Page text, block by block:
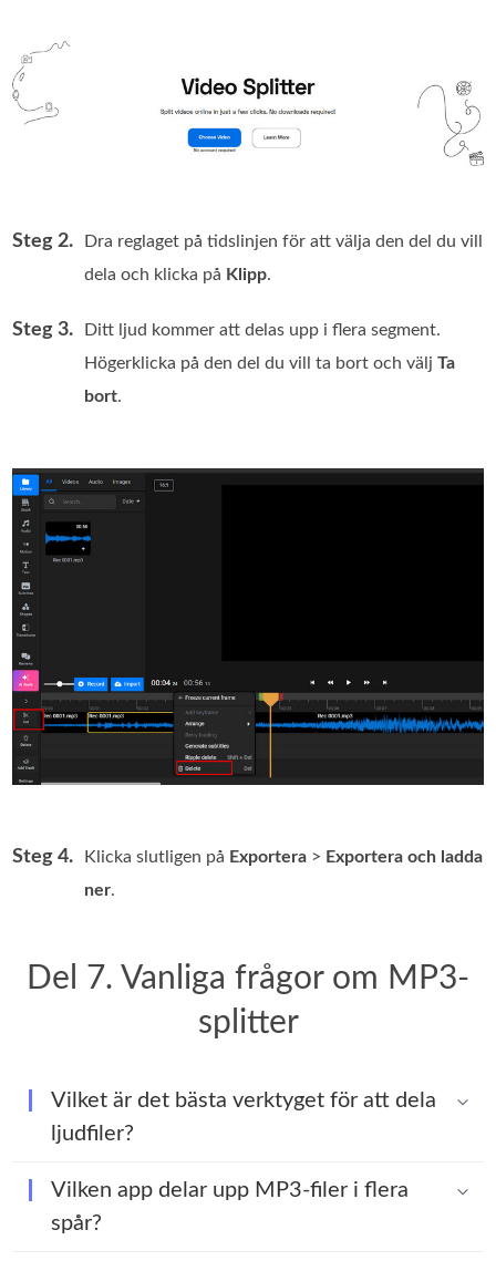
Steg 2.
Dra reglaget på tidslinjen för att välja den del du vill
dela och klicka på Klipp.
Steg 3.
Ditt ljud kommer att delas upp i flera segment.
Högerklicka på den del du vill ta bort och väljTa
bort.
Steg 4. Klicka slutligen på Exportera > Exportera och ladda
ner.
Del 7. Vanliga frågor om MP3-
splitter
Vilket är det bästa verktyget för att dela
ljudfiler?
Vilken app delar upp MP3-filer i flera
spår?